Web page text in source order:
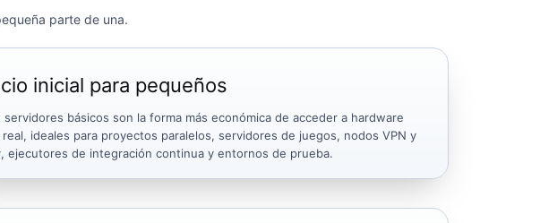
parte de una.
inicial para pequeños
servidores básicos son la forma más económica de acceder a hardware
ideales para proyectos paralelos, servidores de juegos, nodos VPN y
ejecutores de integración continua y entornos de prueba.